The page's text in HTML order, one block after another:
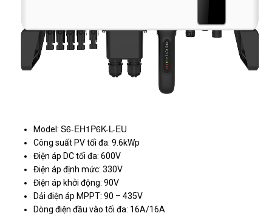
Model: S6-EH1P6K-L-EU
Công suất PV tối đa: 9.6kWp
Điện áp DC tối đa: 600V
Điện áp định mức: 330V
Điện áp khởi động: 90V
Dải điện áp MPPT: 90 – 435V
Dòng điện đầu vào tối đa: 16A/16A